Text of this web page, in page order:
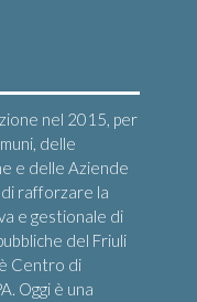
nel 2015, per
delle
e delle Aziende
rafforzare la
e gestionale di
del Friuli
Centro di
Oggi è una